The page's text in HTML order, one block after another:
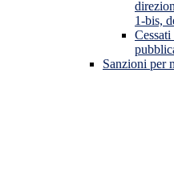
1-bis,
Sanzioni per